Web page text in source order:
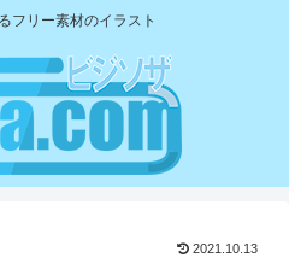
フリー素材のイラスト
2021.10.13